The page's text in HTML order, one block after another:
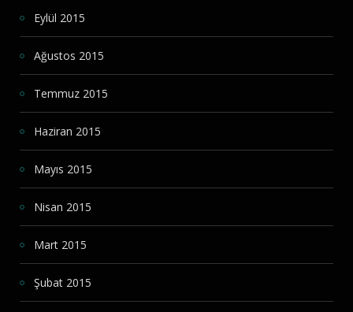
Eylül 2015
Ağustos 2015
Temmuz 2015
Haziran 2015
Mayıs 2015
Nisan 2015
Mart 2015
Şubat 2015